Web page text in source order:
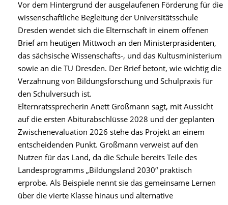
Vor dem Hintergrund der ausgelaufenen Förderung für die
wissenschaftliche Begleitung der Universitätsschule
Dresden wendet sich die Elternschaft in einem offenen
Brief am heutigen Mittwoch an den Ministerpräsidenten,
das sächsische Wissenschafts-, und das Kultusministerium
sowie an die TU Dresden. Der Brief betont, wie wichtig die
Verzahnung von Bildungsforschung und Schulpraxis für
den Schulversuch ist.
Elternratssprecherin Anett Großmann sagt, mit Aussicht
auf die ersten Abiturabschlüsse 2028 und der geplanten
Zwischenevaluation 2026 stehe das Projekt an einem
entscheidenden Punkt. Großmann verweist auf den
Nutzen für das Land, da die Schule bereits Teile des
Landesprogramms „Bildungsland 2030“ praktisch
erprobe. Als Beispiele nennt sie das gemeinsame Lernen
über die vierte Klasse hinaus und alternative